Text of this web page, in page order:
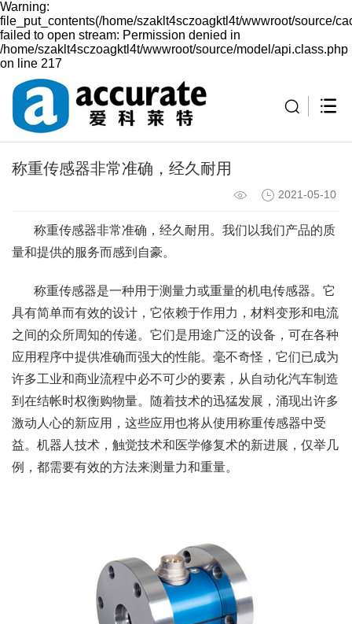
Warning:
file_put_contents(/home/szaklt4sczoagktl4t/wwwroot/source/
failed to open stream: Permission denied in
/home/szaklt4sczoagktl4t/wwwroot/source/model/api.class.php
on line 217
称重传感器非常准确，经久耐用
2021-05-10
称重传感器非常准确，经久耐用。我们以我们产品的质
量和提供的服务而感到自豪。
称重传感器是一种用于测量力或重量的机电传感器。它
具有简单而有效的设计，它依赖于作用力，材料变形和电流
之间的众所周知的传递。它们是用途广泛的设备，可在各种
应用程序中提供准确而强大的性能。毫不奇怪，它们已成为
许多工业和商业流程中必不可少的要素，从自动化汽车制造
到在结帐时权衡购物量。随着技术的迅猛发展，涌现出许多
激动人心的新应用，这些应用也将从使用称重传感器中受
益。机器人技术，触觉技术和医学修复术的新进展，仅举几
例，都需要有效的方法来测量力和重量。